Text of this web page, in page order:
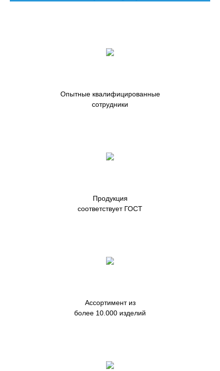
Опытные квалифицированные
сотрудники
Продукция
соответствует ГОСТ
Ассортимент из
более 10.000 изделий